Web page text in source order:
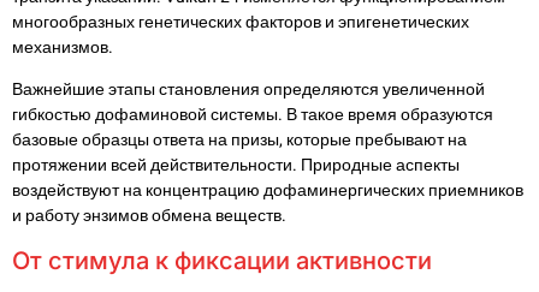
многообразных генетических факторов и эпигенетических
механизмов.
Важнейшие этапы становления определяются увеличенной
гибкостью дофаминовой системы. В такое время образуются
базовые образцы ответа на призы, которые пребывают на
протяжении всей действительности. Природные аспекты
воздействуют на концентрацию дофаминергических приемников
и работу энзимов обмена веществ.
От стимула к фиксации активности